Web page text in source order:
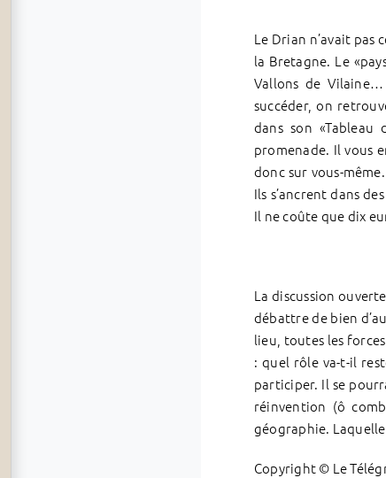
Le Drian n’avait
la Bretagne. Le
Vallons de Vilaine…
succéder, on
dans son
promenade. Il vous
donc sur vous-
Ils s’ancrent dans
Il ne coûte que dix
La discussion
débattre de bien
lieu, toutes les
: quel rôle va-t-il
participer. Il se
réinvention (ô
géographie.
Copyright © Le